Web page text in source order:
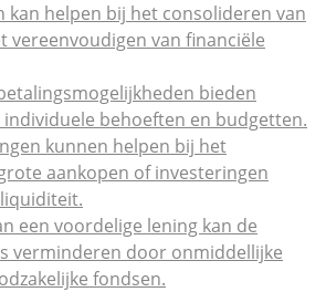
kan helpen bij het consolideren van
vereenvoudigen van financiële
bieden
behoeften en budgetten.
kunnen helpen bij het
aankopen of investeringen
een voordelige lening kan de
verminderen door onmiddellijke
fondsen.